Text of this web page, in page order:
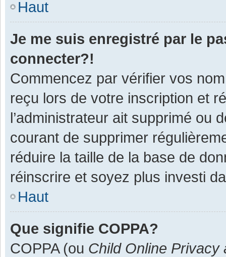
Haut
Je me suis enregistré par le
connecter?!
Commencez par vérifier vos
reçu lors de votre inscription et
l’administrateur ait supprimé ou
courant de supprimer
réduire la taille de la base de
réinscrire et soyez plus investi
Haut
Que signifie COPPA?
COPPA (ou Child Online Privacy